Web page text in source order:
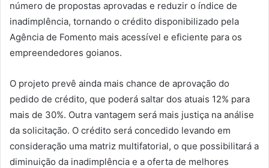
número de propostas aprovadas e reduzir o índice de
inadimplência, tornando o crédito disponibilizado pela
Agência de Fomento mais acessível e eficiente para os
empreendedores goianos.
O projeto prevê ainda mais chance de aprovação do
pedido de crédito, que poderá saltar dos atuais 12% para
mais de 30%. Outra vantagem será mais justiça na análise
da solicitação. O crédito será concedido levando em
consideração uma matriz multifatorial, o que possibilitará a
diminuição da inadimplência e a oferta de melhores